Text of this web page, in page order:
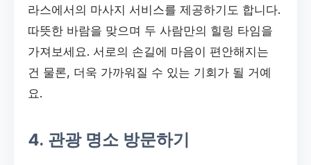
라스에서의 마사지 서비스를 제공하기도 합니다.
따뜻한 바람을 맞으며 두 사람만의 힐링 타임을
가져보세요. 서로의 손길에 마음이 편안해지는
건 물론, 더욱 가까워질 수 있는 기회가 될 거예
요.
4. 관광 명소 방문하기